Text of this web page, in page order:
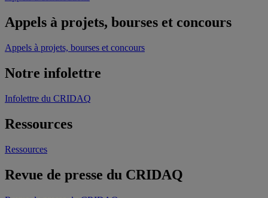
Appels à projets, bourses et concours
Appels à projets, bourses et concours
Notre infolettre
Infolettre du CRIDAQ
Ressources
Ressources
Revue de presse du CRIDAQ